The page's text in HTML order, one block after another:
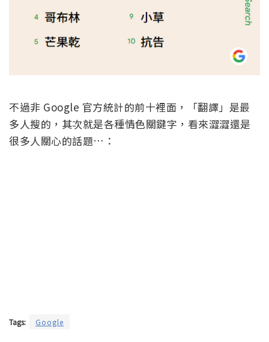
不過非 Google 官方統計的前十裡面，「翻譯」是最
多人搜的，其次就是各種情色關鍵字，看來澀澀還是
很多人關心的話題…：
Tags: Google